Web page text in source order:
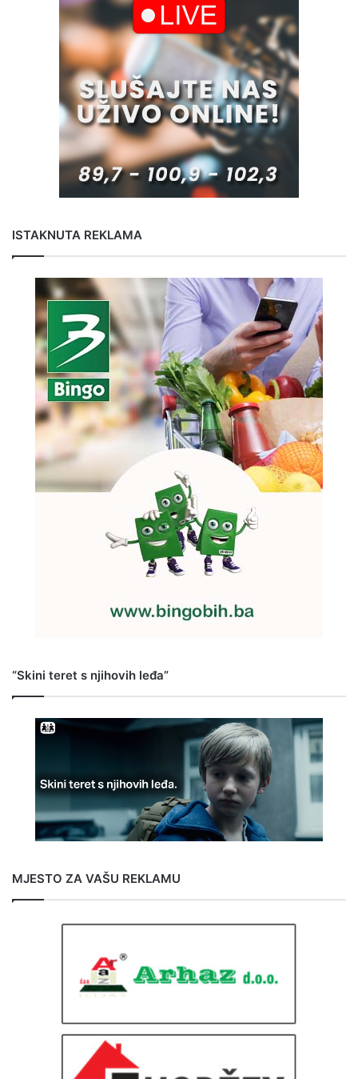
ISTAKNUTA REKLAMA
“Skini teret s njihovih leđa”
MJESTO ZA VAŠU REKLAMU